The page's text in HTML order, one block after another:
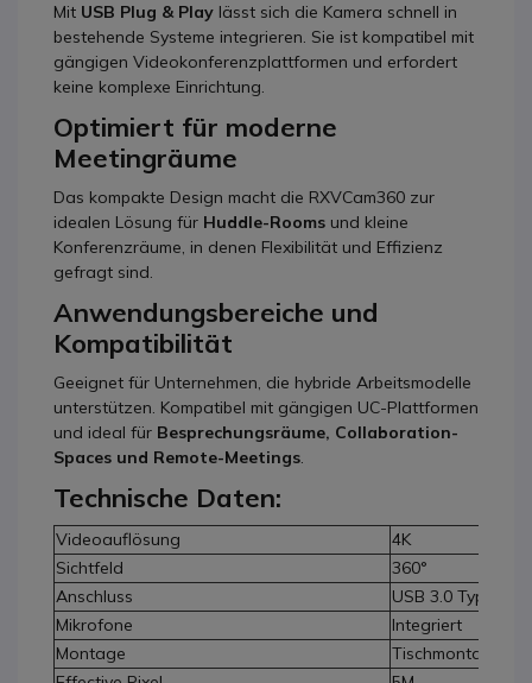
Mit USB Plug & Play lässt sich die Kamera schnell in
bestehende Systeme integrieren. Sie ist kompatibel mit
gängigen Videokonferenzplattformen und erfordert
keine komplexe Einrichtung.
Optimiert für moderne
Meetingräume
Das kompakte Design macht die RXVCam360 zur
idealen Lösung für Huddle-Rooms und kleine
Konferenzräume, in denen Flexibilität und Effizienz
gefragt sind.
Anwendungsbereiche und
Kompatibilität
Geeignet für Unternehmen, die hybride Arbeitsmodelle
unterstützen. Kompatibel mit gängigen UC-Plattformen
und ideal für Besprechungsräume, Collaboration-
Spaces und Remote-Meetings.
Technische Daten:
Videoauflösung
4K
Sichtfeld
360°
Anschluss
USB 3.0 Type-C
Mikrofone
Integriert
Montage
Tischmontage